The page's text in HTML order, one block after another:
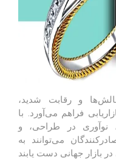
و رقابت شدید،
فراهم می‌آورد. با
نوآوری در طراحی، و
می‌توانند به